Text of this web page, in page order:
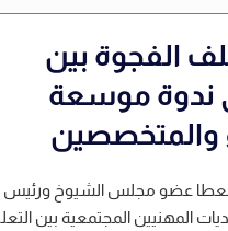
الفجوة بين
ندوة موسعة
والمتخصصين
عضو مجلس الشيوخ ورئيس
المهنيين المجتمعية بين